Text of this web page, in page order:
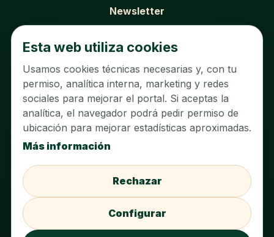
Newsletter
SOBRE EL PORTAL
Sobre nosotros
Contacto
Aviso legal
Política de privacidad
Política de cookies
Acceder al panel
Esta web utiliza cookies
Usamos cookies técnicas necesarias y, con tu
permiso, analítica interna, marketing y redes
sociales para mejorar el portal. Si aceptas la
analítica, el navegador podrá pedir permiso de
ubicación para mejorar estadísticas aproximadas.
Más información
Rechazar
Configurar